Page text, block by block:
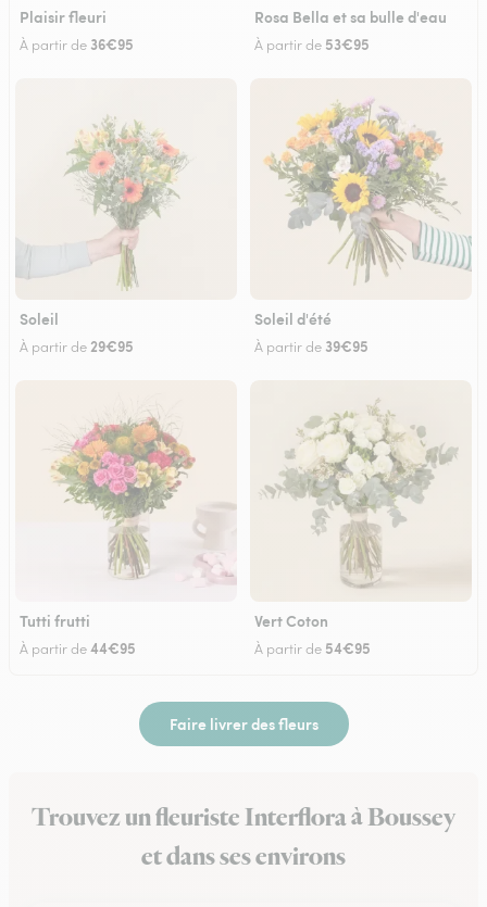
Plaisir fleuri
À partir de 36€95
Rosa Bella et sa bulle d'eau
À partir de 53€95
Soleil
À partir de 29€95
Soleil d'été
À partir de 39€95
Tutti frutti
À partir de44€95
Vert Coton
À partir de 54€95
Faire livrer des fleurs
Trouvez un fleuriste Interflora à Boussey
et dans ses environs